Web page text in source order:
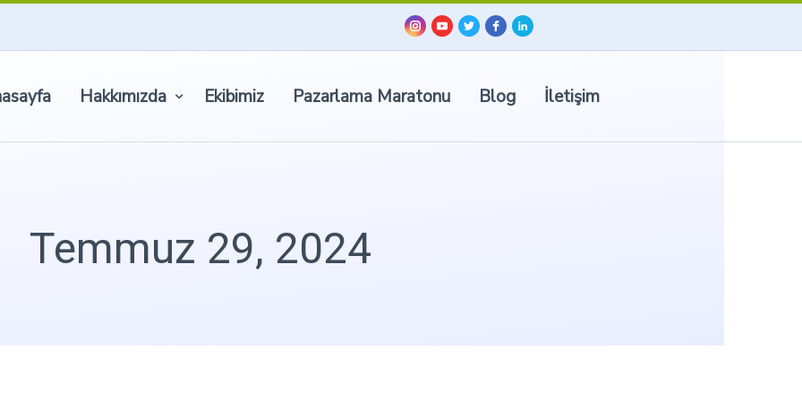
Hakkımızda Ekibimiz Pazarlama Maratonu Blog İletişim
Temmuz 29, 2024